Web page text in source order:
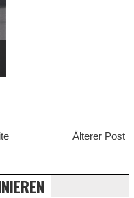
Älterer Post